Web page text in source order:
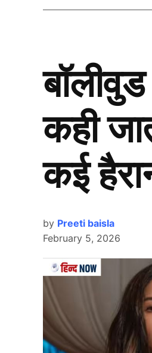
अपने सांवले रंग के बावजूद
Pages: 1
TAGGED: #bollywood
कही
कई
by Preeti baisla
February 5, 2026